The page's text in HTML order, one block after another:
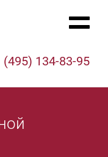
(495) 134-83-95